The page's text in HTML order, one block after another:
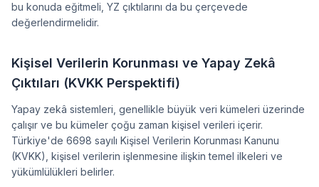
bu konuda eğitmeli, YZ çıktılarını da bu çerçevede
değerlendirmelidir.
Kişisel Verilerin Korunması ve Yapay Zekâ
Çıktıları (KVKK Perspektifi)
Yapay zekâ sistemleri, genellikle büyük veri kümeleri üzerinde
çalışır ve bu kümeler çoğu zaman kişisel verileri içerir.
Türkiye'de 6698 sayılı Kişisel Verilerin Korunması Kanunu
(KVKK), kişisel verilerin işlenmesine ilişkin temel ilkeleri ve
yükümlülükleri belirler.